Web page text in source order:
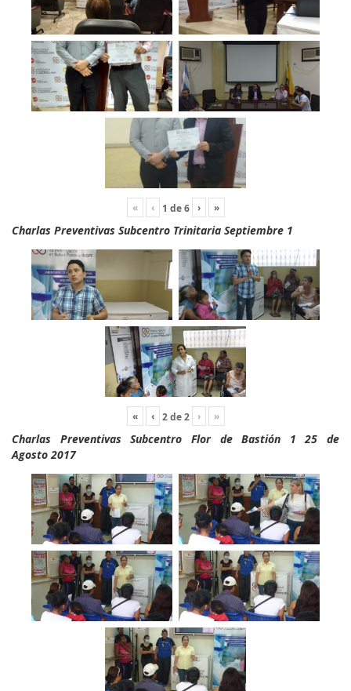
« ‹ 1 de6 › »
Charlas Preventivas Subcentro Trinitaria Septiembre 1
« ‹ 2de2 › »
Charlas Preventivas Subcentro Flor de Bastión 1 25 de
Agosto 2017